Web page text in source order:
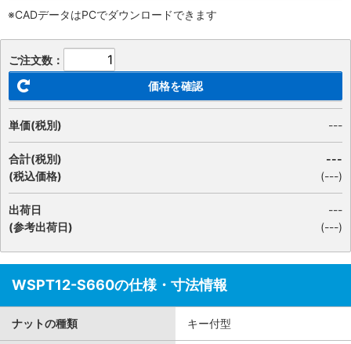
※CADデータはPCでダウンロードできます
ご注文数：
価格を確認
単価(税別) ---
合計(税別)
(税込価格)
---
(---)
出荷日
(参考出荷日)
---
(---)
WSPT12-S660の仕様・寸法情報
ナットの種類 キー付型